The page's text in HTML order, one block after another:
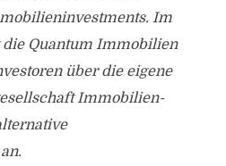
Im
die Quantum Immobilien
über die eigene
Immobilien-